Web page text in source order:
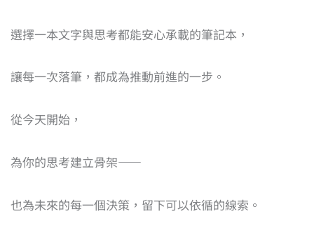
選擇一本文字與思考都能安心承載的筆記本，
讓每一次落筆，都成為推動前進的一步。
從今天開始，
為你的思考建立骨架——
也為未來的每一個決策，留下可以依循的線索。